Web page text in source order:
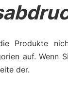
Produkte
auf. Wenn
der.